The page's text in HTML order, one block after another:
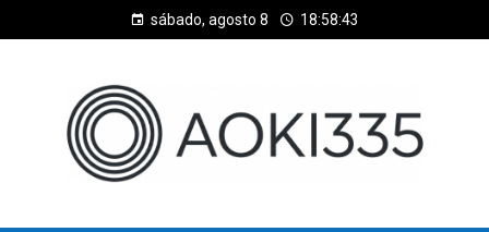
sábado, agosto 8 18:58:44